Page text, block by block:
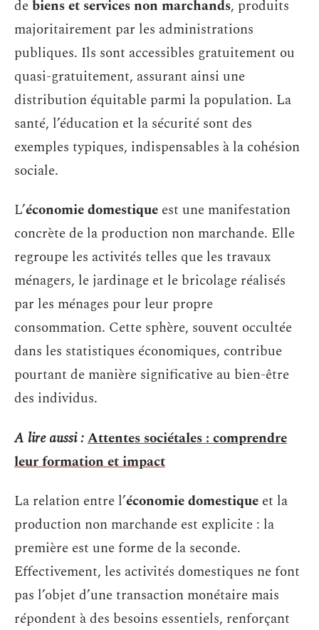
debiens et services non marchands, produits
majoritairement par les administrations
publiques. Ils sont accessibles gratuitement ou
quasi-gratuitement, assurant ainsi une
distribution équitable parmi la population. La
santé, l’éducation et la sécurité sont des
exemples typiques, indispensables à la cohésion
sociale.
L’économie domestique est une manifestation
concrète de la production non marchande. Elle
regroupe les activités telles que les travaux
ménagers, le jardinage et le bricolage réalisés
par les ménages pour leur propre
consommation. Cette sphère, souvent occultée
dans les statistiques économiques, contribue
pourtant de manière significative au bien-être
des individus.
A lire aussi :Attentes sociétales : comprendre
leur formation et impact
La relation entre l’économie domestique et la
production non marchande est explicite : la
première est une forme de la seconde.
Effectivement, les activités domestiques ne font
pas l’objet d’une transaction monétaire mais
répondent à des besoins essentiels, renforçant